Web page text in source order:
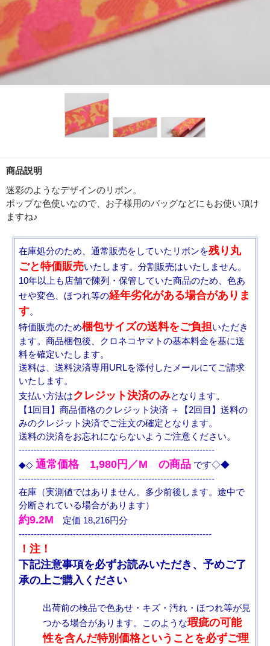
商品説明
迷彩のようなデザインのリボン。
ポップな色使いなので、お子様用のバッグなどにもお使い頂け
ますね♪
在庫処分のため、通常販売をしていたリボンを残り丸
ごと特価販売いたします。分割販売はいたしません。
10年以上も店舗で陳列・保管していた商品のため、色あ
せや変色、ほつれ等の経年劣化がある場合がありま
す。
特価販売のため梱包サイズの送料をご負担いただき
ます。商品梱包後、クロネコヤマトの基本料金を基に送
料を確定いたします。
送料は、送料決済専用URLを添付したメールにてご請求
いたします。
支払い方法はクレジット決済のみとなります。
【1回目】商品価格のクレジット決済 ＋【2回目】送料の
みのクレジット決済でご注文の確定となります。
送料の決済をお忘れにならないようご注意ください。
-----------------------------------------------------------------
◆◇ 通常価格 1,980円／M の商品です◇◆
-----------------------------------------------------------------
在庫（実測値ではありません。多少前後します。途中で
分断されている場合があります）
約9.2M 定価 18,216円分
----------------------------------------------------------------
！注！
下記注意事項を必ずお読みいただき、予めご了
承の上ご購入ください
出荷前の検品で色あせ・キズ・汚れ・ほつれ等が見
つかる場合があります。このような瑕疵の可能
性を含んだ特別価格ということを必ずご理